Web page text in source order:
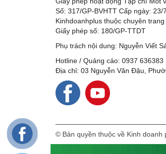
Số: 317/GP-BVHTT Cấp ngày: 23/
Kinhdoanhplus thuộc chuyên
Giấy phép số: 180/GP-TTDT
Phụ trách nội dung: Nguyễn Viết
Hotline / Quảng cáo: 0937 636383
Địa chỉ: 03 Nguyễn Văn Đậu,
© Bản quyền thuộc về Kinh doanh